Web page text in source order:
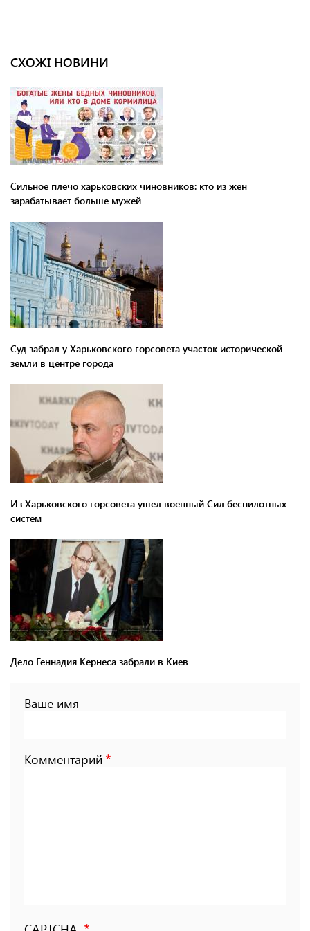
СХОЖІ НОВИНИ
Сильное плечо харьковских чиновников: кто из жен
зарабатывает больше мужей
Суд забрал у Харьковского горсовета участок исторической
земли в центре города
Из Харьковского горсовета ушел военный Сил беспилотных
систем
Дело Геннадия Кернеса забрали в Киев
Ваше имя
Комментарий